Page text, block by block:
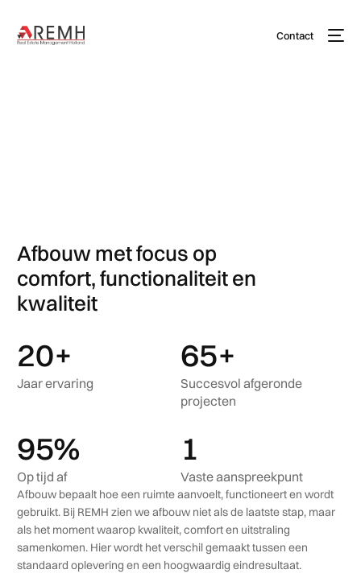
Contact
Afbouw met focus op
comfort, functionaliteit en
kwaliteit
20+
Jaar ervaring
65+
Succesvol afgeronde
projecten
95%
Op tijd af
1
Vaste aanspreekpunt
Afbouw bepaalt hoe een ruimte aanvoelt, functioneert en wordt
gebruikt. Bij REMH zien we afbouw niet als de laatste stap, maar
als het moment waarop kwaliteit, comfort en uitstraling
samenkomen. Hier wordt het verschil gemaakt tussen een
standaard oplevering en een hoogwaardig eindresultaat.